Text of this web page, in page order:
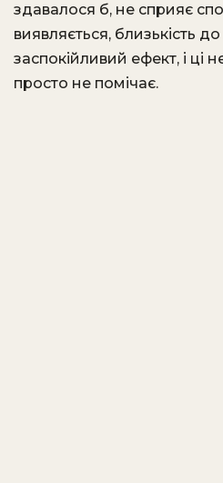
здавалося б, не сприяє
виявляється, близькість
заспокійливий ефект, і ці
просто не помічає.